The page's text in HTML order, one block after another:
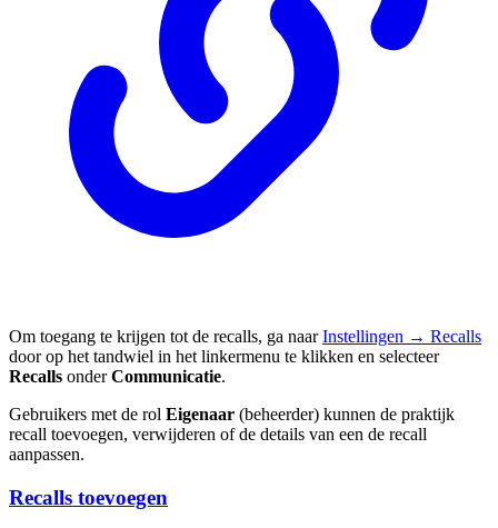
Om toegang te krijgen tot de recalls, ga naarInstellingen → Recalls
door op het tandwiel in het linkermenu te klikken en selecteer
Recalls onderCommunicatie.
Gebruikers met de rol Eigenaar (beheerder) kunnen de praktijk
recall toevoegen, verwijderen of de details van een de recall
aanpassen.
Recalls toevoegen